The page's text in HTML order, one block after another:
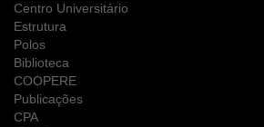
Centro Universitário
Estrutura
Polos
Biblioteca
COOPERE
Publicações
CPA